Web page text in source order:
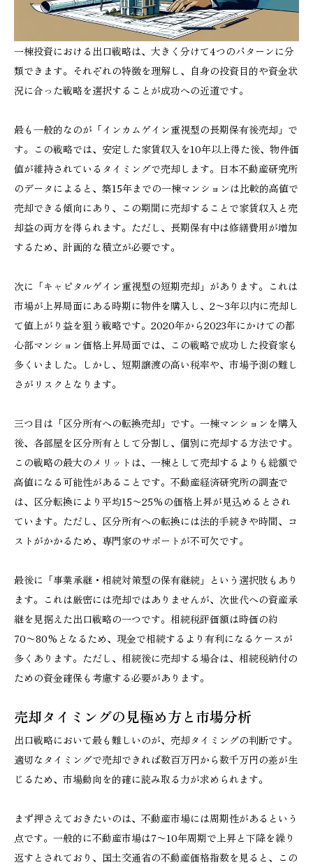
一棟投資における出口戦略は、大きく分けて4つのパターンに分
類できます。それぞれの特徴を理解し、自身の投資目的や資金状
況に合った戦略を選択することが成功への近道です。
最も一般的なのが「インカムゲイン重視型の長期保有後売却」で
す。この戦略では、安定した家賃収入を10年以上得た後、物件価
値が維持されているタイミングで売却します。日本不動産研究所
のデータによると、築15年までの一棟マンションは比較的高値で
売却できる傾向にあり、この期間に売却することで家賃収入と売
却益の両方を得られます。ただし、長期保有中は修繕費用が増加
するため、計画的な積立が必要です。
次に「キャピタルゲイン重視型の短期売却」があります。これは
市場が上昇局面にある時期に物件を購入し、2〜3年以内に売却し
て値上がり益を狙う戦略です。2020年から2023年にかけての都
心部マンション価格上昇局面では、この戦略で成功した投資家も
多くいました。しかし、短期譲渡の高い税率や、市場予測の難し
さがリスクとなります。
三つ目は「区分所有への転換売却」です。一棟マンションを購入
後、各部屋を区分所有として分割し、個別に売却する方法です。
この戦略の最大のメリットは、一棟として売却するよりも総額で
高値になる可能性があることです。不動産経済研究所の調査で
は、区分転換により平均15〜25%の価格上昇が見込めるとされ
ています。ただし、区分所有への転換には法的手続きや時間、コ
ストがかかるため、専門家のサポートが不可欠です。
最後に「事業承継・相続対策型の保有継続」という選択肢もあり
ます。これは厳密には売却ではありませんが、次世代への資産承
継を見据えた出口戦略の一つです。相続税評価額は時価の約
70〜80%となるため、現金で相続するより有利になるケースが
多くあります。ただし、相続後に売却する場合は、相続税納付の
ための資金確保も考慮する必要があります。
売却タイミングの見極め方と市場分析
出口戦略において最も難しいのが、売却タイミングの判断です。
適切なタイミングで売却できれば数百万円から数千万円の差が生
じるため、市場動向を的確に読み取る力が求められます。
まず押さえておきたいのは、不動産市場には周期性があるという
点です。一般的に不動産市場は7〜10年周期で上昇と下降を繰り
返すとされており、国土交通省の不動産価格指数を見ると、この